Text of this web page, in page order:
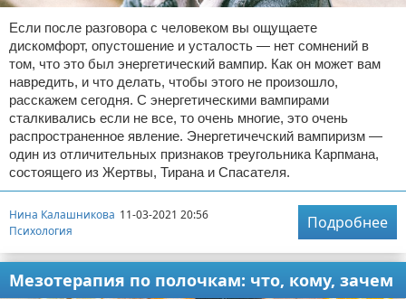
Если после разговора с человеком вы ощущаете
дискомфорт, опустошение и усталость — нет сомнений в
том, что это был энергетический вампир. Как он может вам
навредить, и что делать, чтобы этого не произошло,
расскажем сегодня. С энергетическими вампирами
сталкивались если не все, то очень многие, это очень
распространенное явление. Энергетичечский вампиризм —
один из отличительных признаков треугольника Карпмана,
состоящего из Жертвы, Тирана и Спасателя.
Нина Калашникова 11-03-2021 20:56
Психология
Подробнее
Мезотерапия по полочкам: что, кому, зачем